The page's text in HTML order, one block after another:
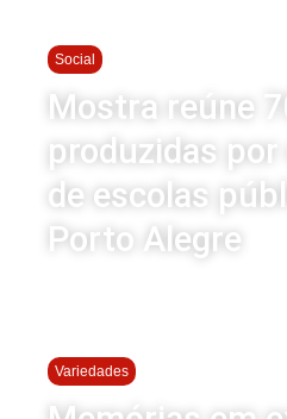
Social
Mostra reúne
produzidas
de escolas
Porto Alegre
Variedades